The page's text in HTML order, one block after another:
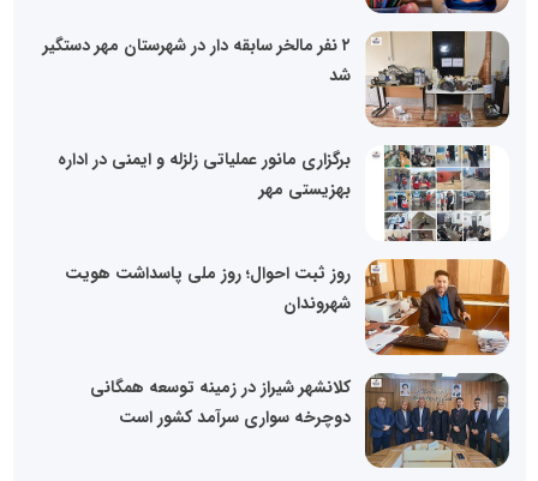
۲ نفر مالخر سابقه دار در شهرستان مهر دستگیر
شد
برگزاری مانور عملیاتی زلزله و ایمنی در اداره
بهزیستی مهر
روز ثبت احوال؛ روز ملی پاسداشت هویت
شهروندان
کلانشهر شیراز در زمینه توسعه همگانی
دوچرخه سواری سرآمد کشور است